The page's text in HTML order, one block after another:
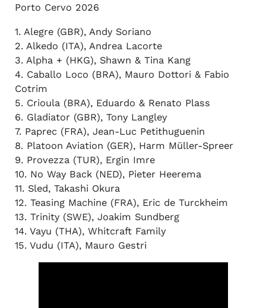
Porto Cervo 2026
1. Alegre (GBR), Andy Soriano
2. Alkedo (ITA), Andrea Lacorte
3. Alpha + (HKG), Shawn & Tina Kang
4. Caballo Loco (BRA), Mauro Dottori & Fabio
Cotrim
5. Crioula (BRA), Eduardo & Renato Plass
6. Gladiator (GBR), Tony Langley
7. Paprec (FRA), Jean-Luc Petithuguenin
8. Platoon Aviation (GER), Harm Müller-Spreer
9. Provezza (TUR), Ergin Imre
10. No Way Back (NED), Pieter Heerema
11. Sled, Takashi Okura
12. Teasing Machine (FRA), Eric de Turckheim
13. Trinity (SWE), Joakim Sundberg
14. Vayu (THA), Whitcraft Family
15. Vudu (ITA), Mauro Gestri